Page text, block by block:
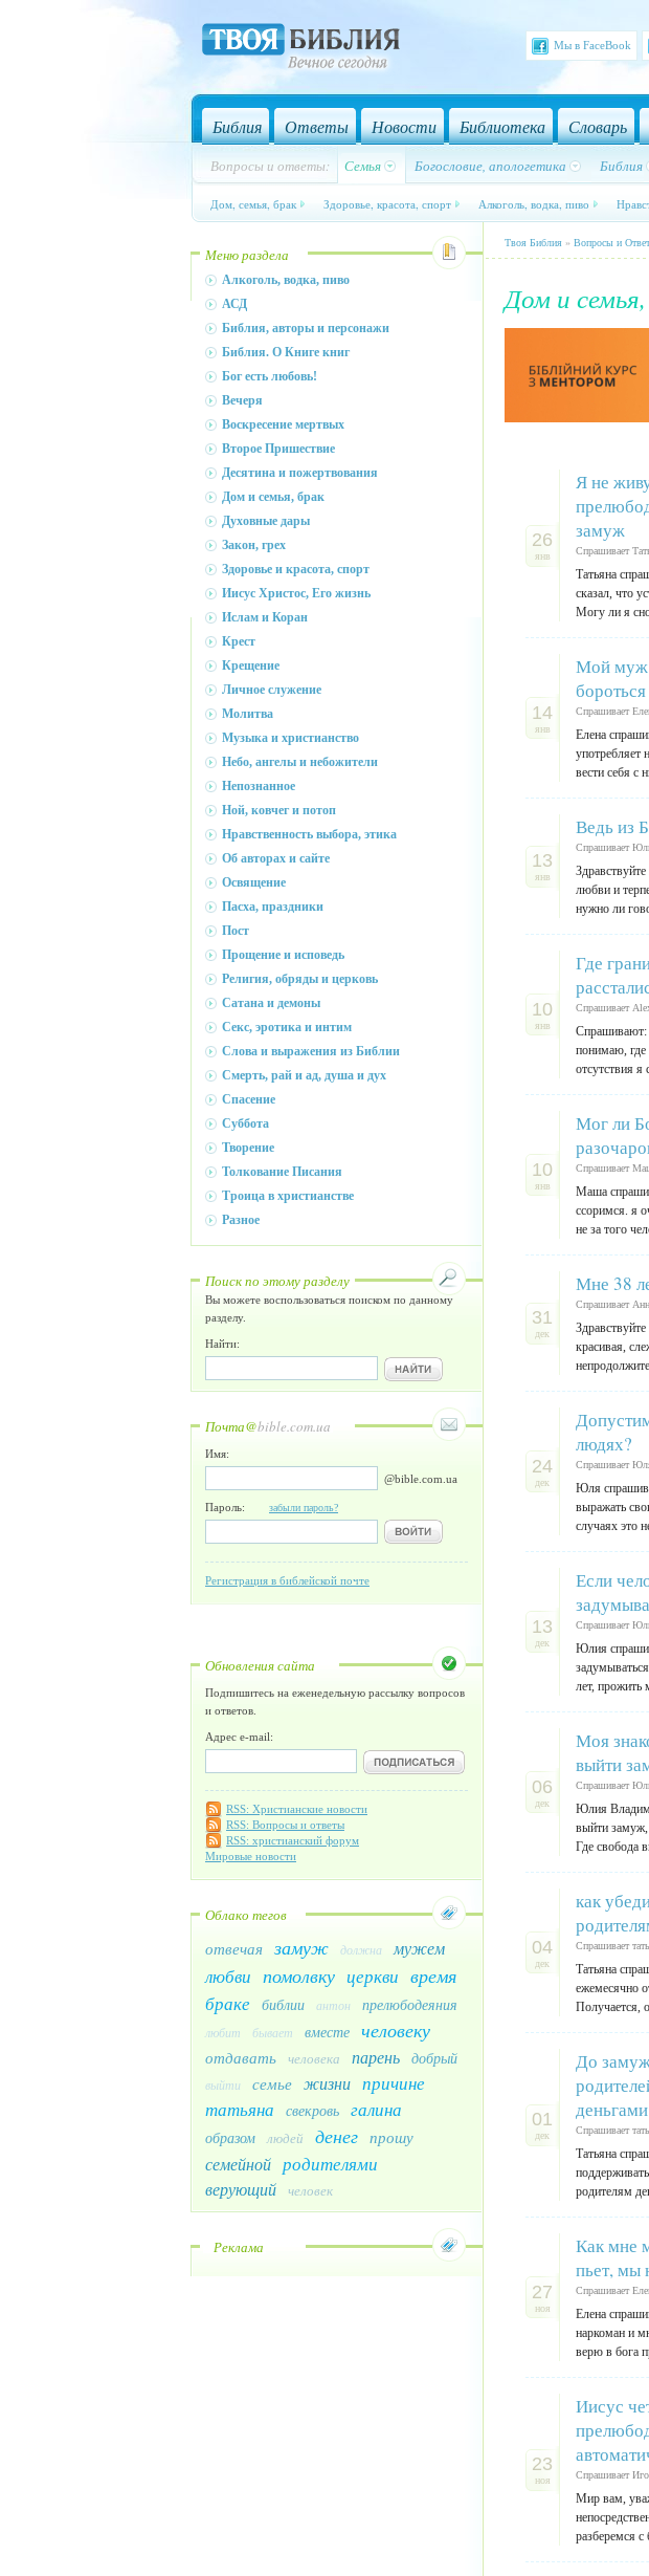
Мы в FaceBook
Библия Ответы Новости Библиотека Словарь
Вопросы и ответы: Семья Богословие, апологетика Библия
Дом, семья, брак Здоровье, красота, спорт Алкоголь, водка, пиво
Меню раздела
Алкоголь, водка, пиво
АСД
Библия, авторы и персонажи
Библия. О Книге книг
Бог есть любовь!
Вечеря
Воскресение мертвых
Второе Пришествие
Десятина и пожертвования
Дом и семья, брак
Духовные дары
Закон, грех
Здоровье и красота, спорт
Иисус Христос, Его жизнь
Ислам и Коран
Крест
Крещение
Личное служение
Молитва
Музыка и христианство
Небо, ангелы и небожители
Непознанное
Ной, ковчег и потоп
Нравственность выбора, этика
Об авторах и сайте
Освящение
Пасха, праздники
Пост
Прощение и исповедь
Религия, обряды и церковь
Сатана и демоны
Секс, эротика и интим
Слова и выражения из Библии
Смерть, рай и ад, душа и дух
Спасение
Суббота
Творение
Толкование Писания
Троица в христианстве
Разное
Поиск по этому разделу
Вы можете воспользоваться поиском по данному
разделу.
Найти:
Почта@bible.com.ua
Имя:
@bible.com.ua
Пароль: забыли пароль?
Регистрация в библейской почте
Обновления сайта
Подпишитесь на еженедельную рассылку вопросов
и ответов.
Адрес e-mail:
RSS: Христианские новости
RSS: Вопросы и ответы
RSS: христианский форум
Мировые новости
Облако тегов
отвечая замуж должна мужем
любви помолвку церкви время
браке библии антон прелюбодеяния
любит бывает вместе человеку
отдавать человека парень добрый
выйти семье жизни причине
татьяна
свекровь галина
образом людей денег прошу
семейной родителями
верующий человек
Реклама
Твоя Библия » Вопросы и
Дом и
26
янв
Я не
замуж
Спрашивает
Татьяна
сказал, что
Могу ли я
14
янв
Мой муж
Спрашивает
Елена
употребляет
вести себя с
13
янв
Ведь из
Спрашивает
любви и
нужно ли
10
янв
Где
Спрашивает
Спрашивают:
понимаю, где
отсутствия я
10
янв
Мог ли
Спрашивает
Маша
ссоримся. я
не за того
31
дек
Мне 38
Спрашивает
красивая,
24
дек
людях?
Спрашивает
Юля
выражать
случаях это
13
дек
Если
Спрашивает
Юлия
лет, прожить
06
дек
Моя
выйти
Спрашивает
Юлия
выйти замуж,
Где свобода
04
дек
как
Спрашивает
Татьяна
ежемесячно
Получается,
01
дек
До
деньгами
Спрашивает
Татьяна
родителям
27
ноя
Как мне
пьет, мы
Спрашивает
Елена
наркоман и
верю в бога
23
ноя
Иисус
Спрашивает
Мир вам,
разберемся с